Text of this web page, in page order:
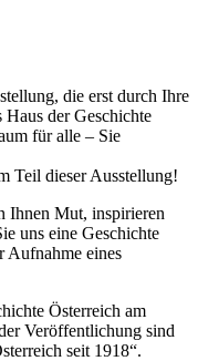
die erst durch Ihre
Haus der Geschichte
für alle – Sie
Teil dieser Ausstellung!
Ihnen Mut, inspirieren
uns eine Geschichte
Aufnahme eines
Österreich am
Veröffentlichung sind
seit 1918“.